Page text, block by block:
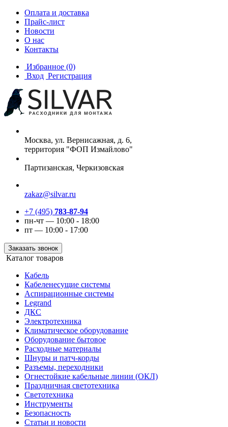
Оплата и доставка
Прайс-лист
Новости
О нас
Контакты
Избранное (0)
Вход Регистрация
Москва, ул. Вернисажная, д. 6,
территория "ФОП Измайлово"
Партизанская, Черкизовская
zakaz@silvar.ru
+7 (495) 783-87-94
пн-чт — 10:00 - 18:00
пт — 10:00 - 17:00
Заказать звонок
Каталог товаров
Кабель
Кабеленесущие системы
Аспирационные системы
Legrand
ДКС
Электротехника
Климатическое оборудование
Оборудование бытовое
Расходные материалы
Шнуры и патч-корды
Разъемы, переходники
Огнестойкие кабельные линии (ОКЛ)
Праздничная светотехника
Светотехника
Инструменты
Безопасность
Статьи и новости